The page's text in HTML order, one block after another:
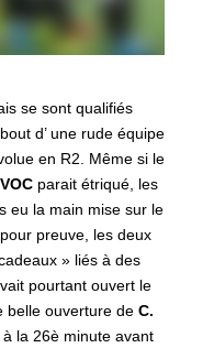
se sont qualifiés
d’ une rude équipe
en R2. Même si le
VOCparait étriqué, les
eu la main mise sur le
preuve, les deux
» liés à des
pourtant ouvert le
belle ouverture deC.
la 26è minute avant